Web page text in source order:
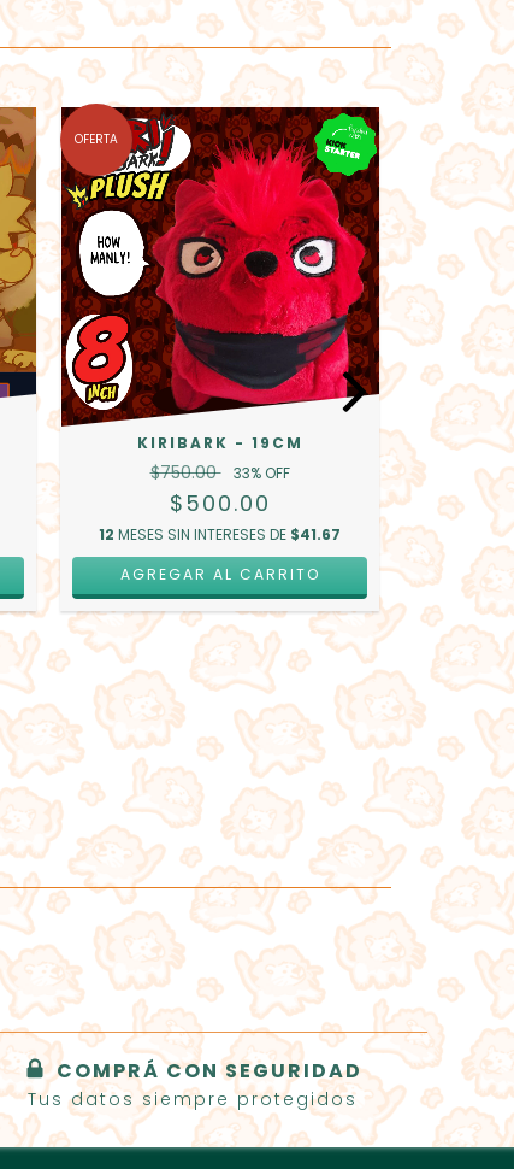
OFERTA
KIRIBARK - 19CM
$750.00 33% OFF
$500.00
12 MESES SIN INTERESES DE $41.67
AGREGAR AL CARRITO
OFERTA
12
COMPRÁ CON SEGURIDAD
Tus datos siempre protegidos